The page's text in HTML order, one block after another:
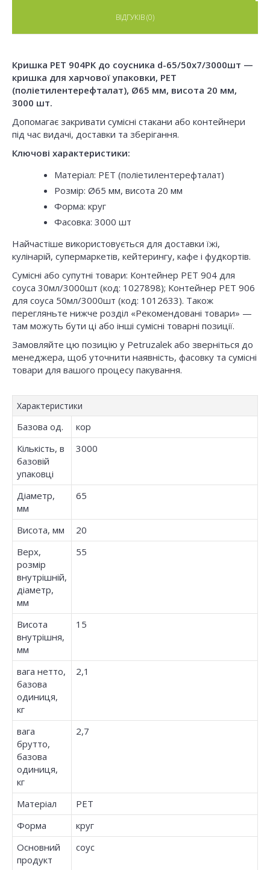
ВІДГУКІВ (0)
Кришка РЕТ 904PK до соусника d-65/50х7/3000шт —
кришка для харчової упаковки, PET
(поліетилентерефталат), Ø65 мм, висота 20 мм,
3000 шт.
Допомагає закривати сумісні стакани або контейнери
під час видачі, доставки та зберігання.
Ключові характеристики:
Матеріал: PET (поліетилентерефталат)
Розмір: Ø65 мм, висота 20 мм
Форма: круг
Фасовка: 3000 шт
Найчастіше використовується для доставки їжі,
кулінарій, супермаркетів, кейтерингу, кафе і фудкортів.
Сумісні або супутні товари: Контейнер PET 904 для
соуса 30мл/3000шт (код: 1027898); Контейнер РЕТ 906
для соуса 50мл/3000шт (код: 1012633). Також
перегляньте нижче розділ «Рекомендовані товари» —
там можуть бути ці або інші сумісні товарні позиції.
Замовляйте цю позицію у Petruzalek або зверніться до
менеджера, щоб уточнити наявність, фасовку та сумісні
товари для вашого процесу пакування.
Характеристики
Базова од.
кор
Кількість, в
базовій
упаковці
3000
Діаметр,
мм
65
Висота, мм
20
Верх,
розмір
внутрішній,
діаметр,
мм
55
Висота
внутрішня,
мм
15
вага нетто,
базова
одиниця,
кг
2,1
вага
брутто,
базова
одиниця,
кг
2,7
Матеріал
PET
Форма
круг
Основний
продукт
соус